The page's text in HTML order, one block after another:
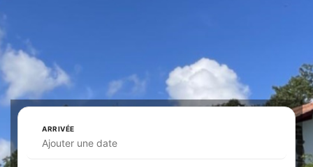
ARRIVÉE
Ajouter une date